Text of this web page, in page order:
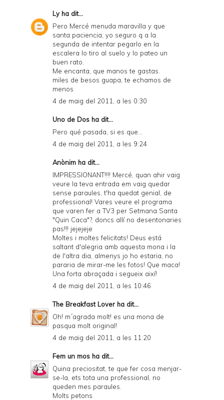
Lyha dit...
Pero Mercé menuda maravilla y que
santa paciencia, yo seguro q a la
segunda de intentar pegarlo en la
escalera lo tiro al suelo y lo pateo un
buen rato.
Me encanta, que manos te gastas.
miles de besos guapa, te echamos de
menos
4 de maig del 2011, a les 0:30
Uno de Dos ha dit...
Pero qué pasada, si es que...
4 de maig del 2011, a les 9:24
Anònim ha dit...
IMPRESSIONANT!!!! Mercé, quan ahir vaig
veure la teva entrada em vaig quedar
sense paraules, t'ha quedat genial, de
professional! Vares veure el programa
que varen fer a TV3 per Setmana Santa
"Quin Caca"?, doncs allí no desentonaries
pas!!! jejejeje
Moltes i moltes felicitats! Deus está
saltant d'alegria amb aquesta mona i la
de l'altra dia, almenys jo ho estaria, no
pararia de mirar-me les fotos! Que maca!
Una forta abraçada i segueix així!
4 de maig del 2011, a les 10:46
The Breakfast Lover ha dit...
Oh! m´agrada molt! es una mona de
pasqua molt original!
4 de maig del 2011, a les 11:20
Fem un mos ha dit...
Quina preciositat, te que fer cosa menjar-
se-la, ets tota una professional, no
queden mes paraules.
Molts petons